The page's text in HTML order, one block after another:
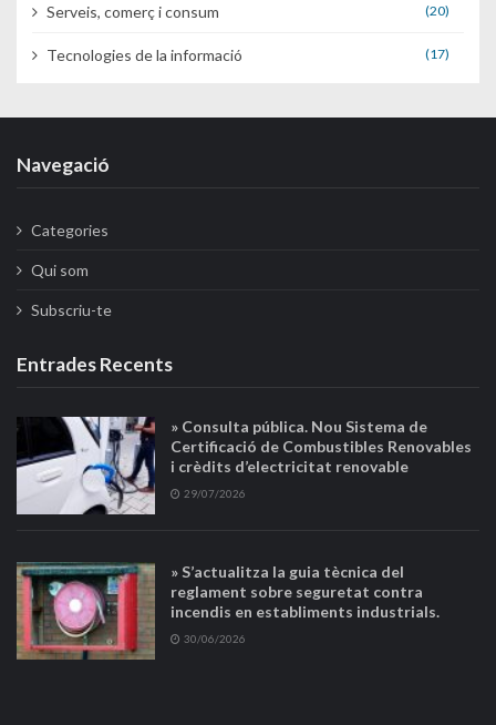
Serveis, comerç i consum (20)
Tecnologies de la informació (17)
Navegació
Categories
Qui som
Subscriu-te
Entrades Recents
» Consulta pública. Nou Sistema de
Certificació de Combustibles Renovables
i crèdits d’electricitat renovable
29/07/2026
» S’actualitza la guia tècnica del
reglament sobre seguretat contra
incendis en establiments industrials.
30/06/2026